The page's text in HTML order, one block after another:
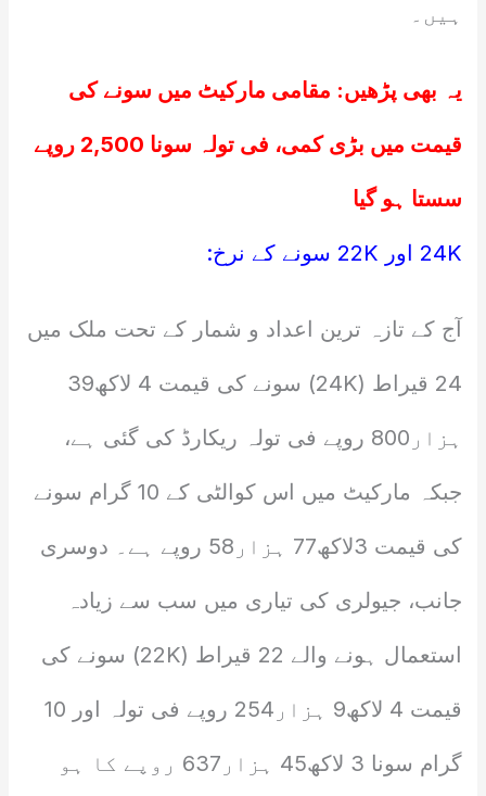
ہیں۔
یہ بھی پڑھیں: مقامی مارکیٹ میں سونے کی
قیمت میں بڑی کمی، فی تولہ سونا 2,500 روپے
سستا ہو گیا
24K اور 22K سونے کے نرخ:
آج کے تازہ ترین اعداد و شمار کے تحت ملک میں
24 قیراط (24K) سونے کی قیمت 4 لاکھ39
ہزار800 روپے فی تولہ ریکارڈ کی گئی ہے،
جبکہ مارکیٹ میں اس کوالٹی کے 10 گرام سونے
کی قیمت 3لاکھ77 ہزار58 روپے ہے۔ دوسری
جانب، جیولری کی تیاری میں سب سے زیادہ
استعمال ہونے والے 22 قیراط (22K) سونے کی
قیمت 4 لاکھ9 ہزار254 روپے فی تولہ اور 10
گرام سونا 3 لاکھ45 ہزار637 روپے کا ہو